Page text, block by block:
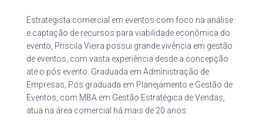
Estrategista comercial em eventos com foco na análise
e captação de recursos para viabilidade econômica do
evento, Priscila Vieira possui grande vivência em gestão
de eventos, com vasta experiência desde a concepção
até o pós evento. Graduada em Administração de
Empresas, Pós graduada em Planejamento e Gestão de
Eventos, com MBA em Gestão Estratégica de Vendas,
atua na área comercial há mais de 20 anos.